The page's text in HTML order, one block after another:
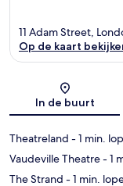
11 Adam Street,
Op de kaart
In de buurt
Theatreland - 1 min.
Vaudeville Theatre- 1
The Strand - 1 min.